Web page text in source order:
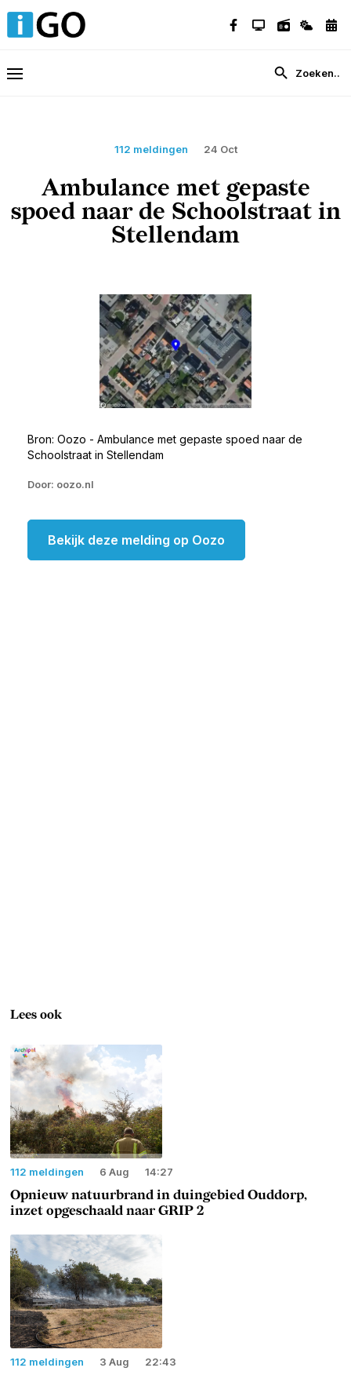
112 meldingen 24 Oct
Ambulance met gepaste
spoed naar de Schoolstraat in
Stellendam
Bron: Oozo - Ambulance met gepaste spoed naar de
Schoolstraat in Stellendam
Door: oozo.nl
Bekijk deze melding op Oozo
Lees ook
112 meldingen 6 Aug 14:27
Opnieuw natuurbrand in duingebied Ouddorp,
inzet opgeschaald naar GRIP 2
112 meldingen 3 Aug 22:43